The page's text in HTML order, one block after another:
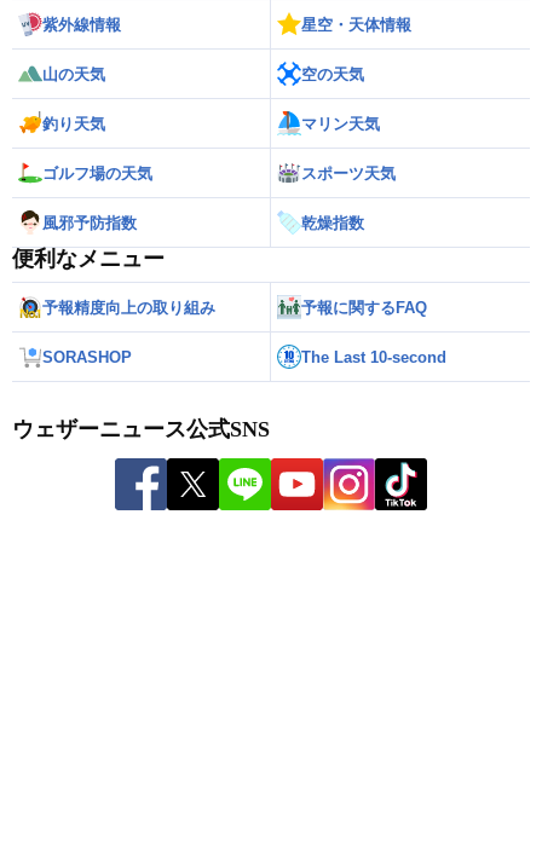
紫外線情報 星空・天体情報
山の天気 空の天気
釣り天気 マリン天気
ゴルフ場の天気 スポーツ天気
風邪予防指数 乾燥指数
便利なメニュー
予報精度向上の取り組み 予報に関するFAQ
SORASHOP The Last 10-second
ウェザーニュース公式SNS